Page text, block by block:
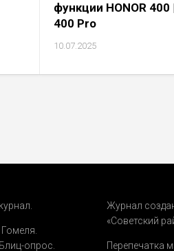
функции HONOR 400 |
400 Pro
10.07.2025
Блиц-опрос
Журнал
«Советский
Перепечатка